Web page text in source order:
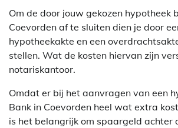
Om de door jouw gekozen hypotheek
Coevorden af te sluiten dien je door
hypotheekakte en een
stellen. Wat de kosten hiervan zijn
notariskantoor.
Omdat er bij het aanvragen van een
Bank in Coevorden heel wat extra
is het belangrijk om spaargeld achter